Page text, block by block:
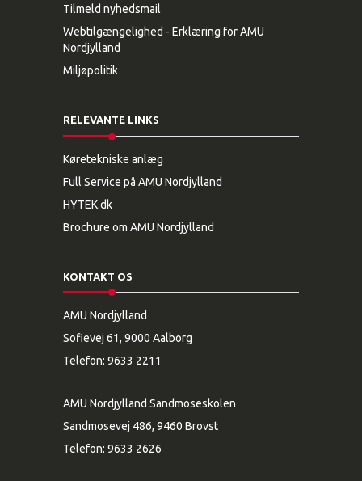
Tilmeld nyhedsmail
Webtilgængelighed - Erklæring for AMU
Nordjylland
Miljøpolitik
RELEVANTE LINKS
Køretekniske anlæg
Full Service på AMU Nordjylland
HYTEK.dk
Brochure om AMU Nordjylland
KONTAKT OS
AMU Nordjylland
Sofievej 61, 9000 Aalborg
Telefon: 9633 2211
AMU Nordjylland Sandmoseskolen
Sandmosevej 486, 9460 Brovst
Telefon: 9633 2626